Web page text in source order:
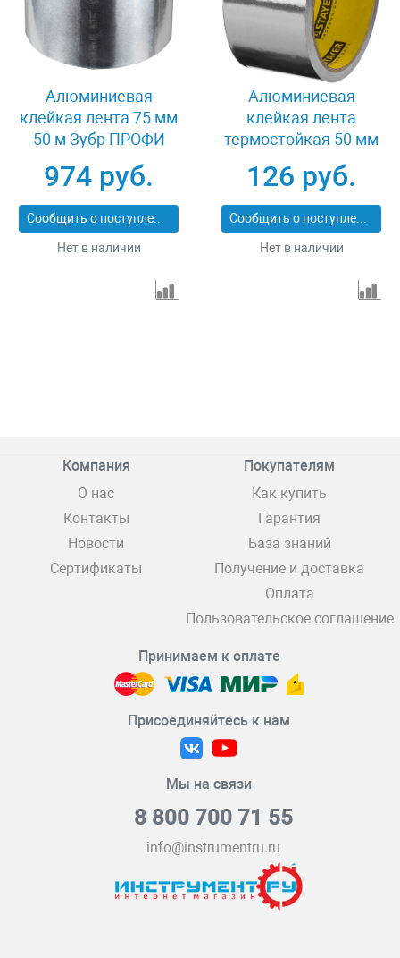
Алюминиевая
клейкая лента 75 мм
50 м Зубр ПРОФИ
12262-75-50
974 руб.
Сообщить о поступлении
Нет в наличии
Алюминиевая
клейкая лента
термостойкая 50 мм
Professional 12268-50-
10
126 руб.
Сообщить о поступлении
Нет в наличии
Компания
О нас
Контакты
Новости
Сертификаты
Покупателям
Как купить
Гарантия
База знаний
Получение и доставка
Оплата
Пользовательское соглашение
Принимаем к оплате
Присоединяйтесь к нам
Мы на связи
8 800 700 71 55
info@instrumentru.ru